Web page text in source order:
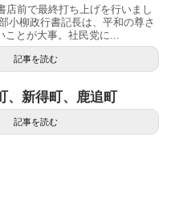
店前で最終打ち上げを行いまし
小柳政行書記長は、平和の尊さ
とが大事。社民党に...
記事を読む
、新得町、鹿追町
記事を読む